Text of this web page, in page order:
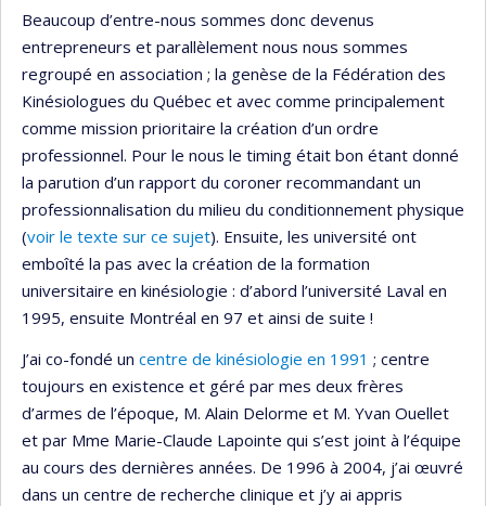
Beaucoup d’entre-nous sommes donc devenus
entrepreneurs et parallèlement nous nous sommes
regroupé en association ; la genèse de la Fédération des
Kinésiologues du Québec et avec comme principalement
comme mission prioritaire la création d’un ordre
professionnel. Pour le nous le timing était bon étant donné
la parution d’un rapport du coroner recommandant un
professionnalisation du milieu du conditionnement physique
(voir le texte sur ce sujet). Ensuite, les université ont
emboîté la pas avec la création de la formation
universitaire en kinésiologie : d’abord l’université Laval en
1995, ensuite Montréal en 97 et ainsi de suite !
J’ai co-fondé un centre de kinésiologie en 1991 ; centre
toujours en existence et géré par mes deux frères
d’armes de l’époque, M. Alain Delorme et M. Yvan Ouellet
et par Mme Marie-Claude Lapointe qui s’est joint à l’équipe
au cours des dernières années. De 1996 à 2004, j’ai œuvré
dans un centre de recherche clinique et j’y ai appris